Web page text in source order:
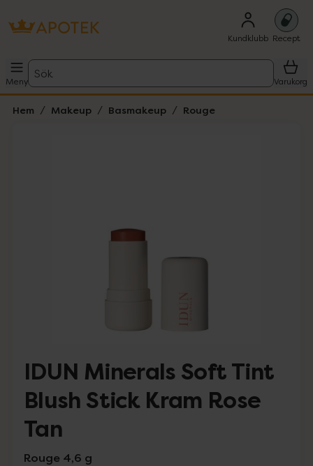
Kundklubb Recept
Meny
Sök
Varukorg
Hem Makeup Basmakeup Rouge
IDUN Minerals Soft Tint
Blush Stick Kram Rose
Tan
Rouge 4,6 g